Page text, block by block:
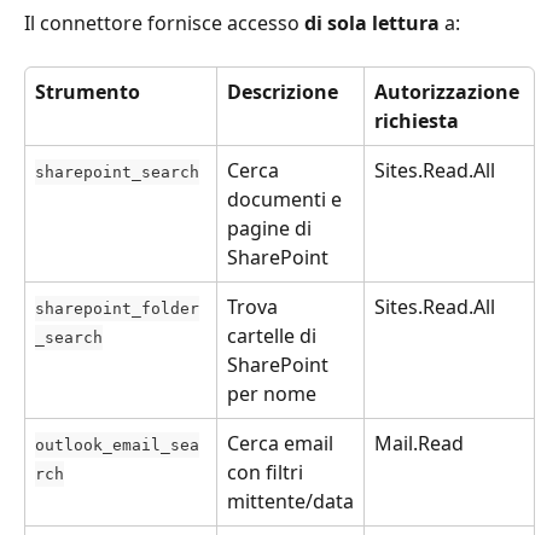
Il connettore fornisce accesso di sola lettura a:
Strumento Descrizione
Autorizzazione
richiesta
sharepoint_search
Cerca
documenti e
pagine di
SharePoint
Sites.Read.All
sharepoint_folder
_search
Trova
cartelle di
SharePoint
per nome
Sites.Read.All
outlook_email_sea
rch
Cerca email
con filtri
mittente/data
Mail.Read